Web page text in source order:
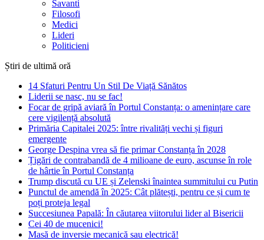
Savanti
Filosofi
Medici
Lideri
Politicieni
Știri de ultimă oră
14 Sfaturi Pentru Un Stil De Viață Sănătos
Liderii se nasc, nu se fac!
Focar de gripă aviară în Portul Constanța: o amenințare care
cere vigilență absolută
Primăria Capitalei 2025: între rivalități vechi și figuri
emergente
George Despina vrea să fie primar Constanța în 2028
Țigări de contrabandă de 4 milioane de euro, ascunse în role
de hârtie în Portul Constanța
Trump discută cu UE și Zelenski înaintea summitului cu Putin
Punctul de amendă în 2025: Cât plătești, pentru ce și cum te
poți proteja legal
Succesiunea Papală: În căutarea viitorului lider al Bisericii
Cei 40 de mucenici!
Masă de inversie mecanică sau electrică!